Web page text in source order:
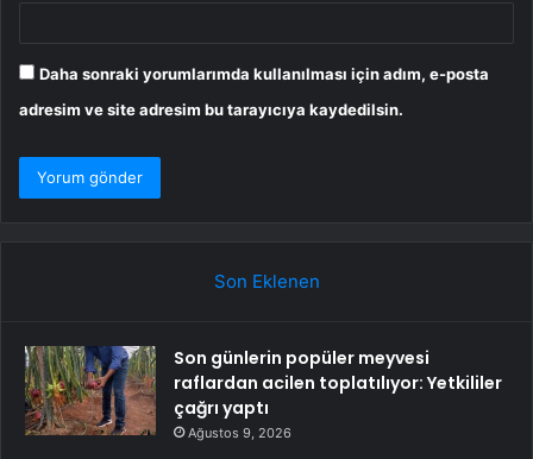
Daha sonraki yorumlarımda kullanılması için adım, e-posta
adresim ve site adresim bu tarayıcıya kaydedilsin.
Son Eklenen
Son günlerin popüler meyvesi
raflardan acilen toplatılıyor: Yetkililer
çağrı yaptı
Ağustos 9, 2026